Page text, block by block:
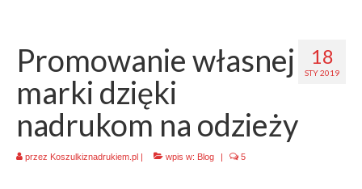
18
STY 2019
Promowanie własnej
marki dzięki
nadrukom na odzieży
przez Koszulkiznadrukiem.pl | wpis w: Blog | 5